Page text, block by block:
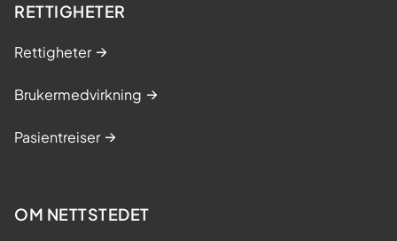
RETTIGHETER
Rettigheter
Brukermedvirkning
Pasientreiser
OM NETTSTEDET